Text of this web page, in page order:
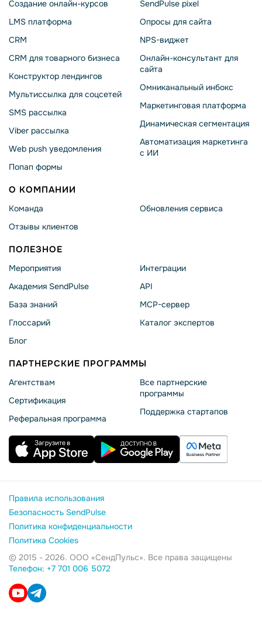
Создание онлайн-курсов
LMS платформа
CRM
CRM для товарного бизнеса
Конструктор лендингов
Мультиссылка для соцсетей
SMS рассылка
Viber рассылка
Web push уведомления
Попап формы
SendPulse pixel
Опросы для сайта
NPS-виджет
Онлайн-консультант для
сайта
Омниканальный инбокс
Маркетинговая платформа
Динамическая сегментация
Автоматизация маркетинга
с ИИ
О КОМПАНИИ
Команда
Отзывы клиентов
Обновления сервиса
ПОЛЕЗНОЕ
Мероприятия
Академия SendPulse
База знаний
Глоссарий
Блог
Интеграции
API
MCP-сервер
Каталог экспертов
ПАРТНЕРСКИЕ ПРОГРАММЫ
Агентствам
Сертификация
Реферальная программа
Все партнерские
программы
Поддержка стартапов
Правила использования
Безопасность SendPulse
Политика конфиденциальности
Политика Cookies
© 2015 - 2026. ООО «СендПульс». Все права защищены
Телефон: +7 701 006 5072